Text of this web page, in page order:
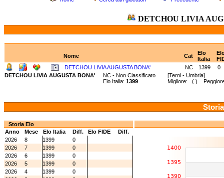
DETCHOU LIVIA
Nome Cat
Elo
Italia
DETCHOU LIVIA AUGUSTA BONA'
NC 1399
0
DETCHOU LIVIA AUGUSTA BONA'
NC - Non Classificato [Terni - Umbria]
Elo Italia: 1399 Migliore: ( )
Storia Elo
Anno
Mese Elo Italia Diff. Elo FIDE
Diff.
2026
8 1399
0
2026
7 1399
0
2026
6 1399
0
2026
5 1399
0
2026
4 1399
0